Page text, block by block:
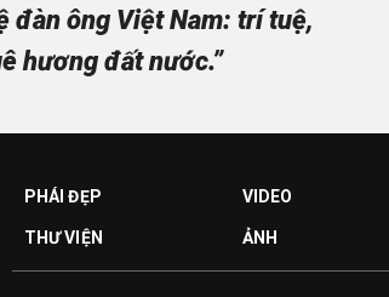
đàn ông Việt Nam: trí tuệ,
hương đất nước.”
PHÁI ĐẸP
THƯ VIỆN
VIDEO
ẢNH